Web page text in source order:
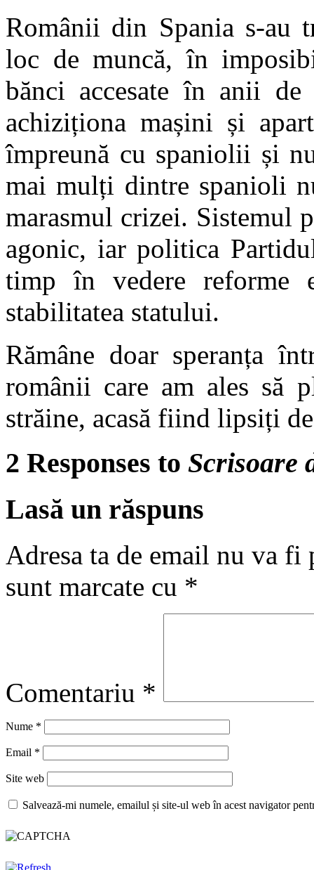
Românii din Spania s-au
loc de muncă, în
bănci accesate în anii de
achiziționa mașini și
împreună cu spaniolii și
mai mulți dintre spanioli
marasmul crizei. Sistemul
agonic, iar politica
timp în vedere reforme
stabilitatea statului.
Rămâne doar speranța
românii care am ales să
străine, acasă fiind lipsiți
2 Responses to Scrisoare
Lasă un răspuns
Adresa ta de email nu va fi
sunt marcate cu *
Comentariu *
Nume *
Email *
Site web
Salvează-mi numele, emailul și site-ul web în acest navigator